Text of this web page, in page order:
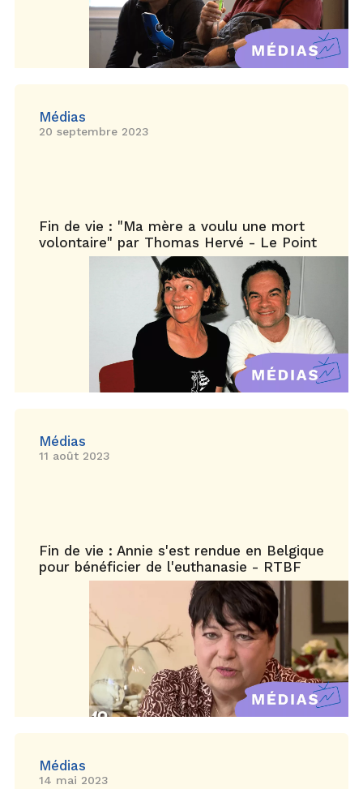
Médias
20 septembre 2023
Fin de vie : "Ma mère a voulu une mort
volontaire" par Thomas Hervé - Le Point
Médias
11 août 2023
Fin de vie : Annie s'est rendue en Belgique
pour bénéficier de l'euthanasie - RTBF
Médias
14 mai 2023